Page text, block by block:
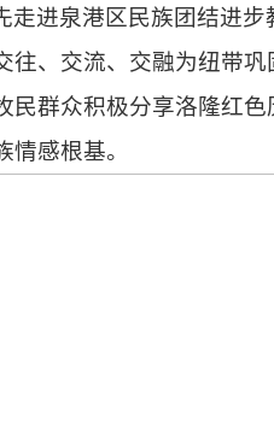
进泉港区民族团结进步
、交流、交融为纽带
群众积极分享洛隆红
感根基。